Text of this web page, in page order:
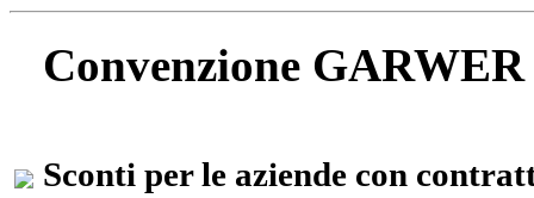
Convenzione
Sconti per le aziende con